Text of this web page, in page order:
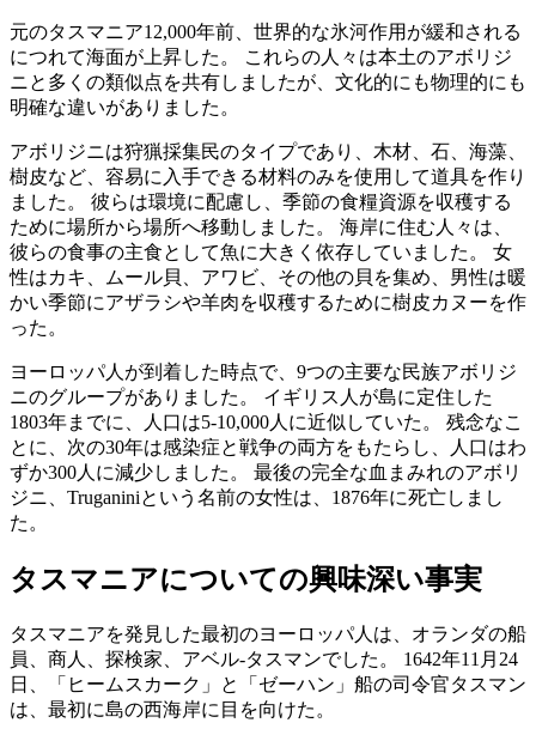
元のタスマニア12,000年前、世界的な氷河作用が緩和される
につれて海面が上昇した。 これらの人々は本土のアボリジ
ニと多くの類似点を共有しましたが、文化的にも物理的にも
明確な違いがありました。
アボリジニは狩猟採集民のタイプであり、木材、石、海藻、
樹皮など、容易に入手できる材料のみを使用して道具を作り
ました。 彼らは環境に配慮し、季節の食糧資源を収穫する
ために場所から場所へ移動しました。 海岸に住む人々は、
彼らの食事の主食として魚に大きく依存していました。 女
性はカキ、ムール貝、アワビ、その他の貝を集め、男性は暖
かい季節にアザラシや羊肉を収穫するために樹皮カヌーを作
った。
ヨーロッパ人が到着した時点で、9つの主要な民族アボリジ
ニのグループがありました。 イギリス人が島に定住した
1803年までに、人口は5-10,000人に近似していた。 残念なこ
とに、次の30年は感染症と戦争の両方をもたらし、人口はわ
ずか300人に減少しました。 最後の完全な血まみれのアボリ
ジニ、Truganiniという名前の女性は、1876年に死亡しまし
た。
タスマニアについての興味深い事実
タスマニアを発見した最初のヨーロッパ人は、オランダの船
員、商人、探検家、アベル-タスマンでした。 1642年11月24
日、「ヒームスカーク」と「ゼーハン」船の司令官タスマン
は、最初に島の西海岸に目を向けた。